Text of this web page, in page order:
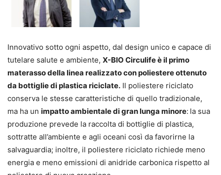
Innovativo sotto ogni aspetto, dal design unico e capace di
tutelare salute e ambiente, X-BIO Circulife è il primo
materasso della linea realizzato con poliestere ottenuto
da bottiglie di plastica riciclate. Il poliestere riciclato
conserva le stesse caratteristiche di quello tradizionale,
ma ha un impatto ambientale di gran lunga minore: la sua
produzione prevede la raccolta di bottiglie di plastica,
sottratte all’ambiente e agli oceani così da favorirne la
salvaguardia; inoltre, il poliestere riciclato richiede meno
energia e meno emissioni di anidride carbonica rispetto al